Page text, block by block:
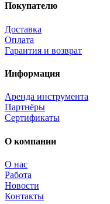
Покупателю
Доставка
Оплата
Гарантия и возврат
Информация
Аренда инструмента
Партнёры
Сертификаты
О компании
О нас
Работа
Новости
Контакты